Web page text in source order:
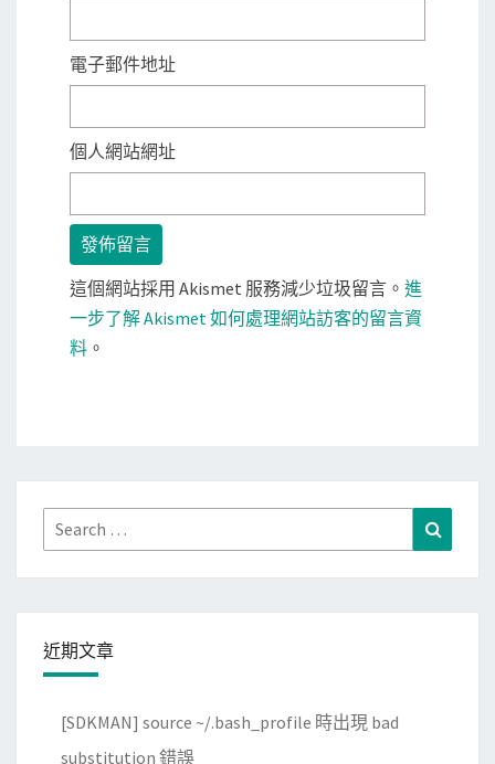
電子郵件地址
個人網站網址
這個網站採用 Akismet 服務減少垃圾留言。 進
一步了解 Akismet 如何處理網站訪客的留言資
料 。
Search
for:
近期文章
[SDKMAN] source ~/.bash_profile 時出現 bad
substitution 錯誤